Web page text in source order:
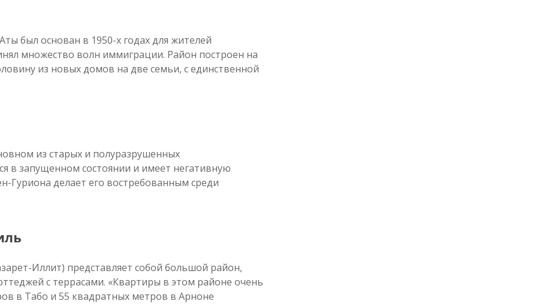
был основан в 1950-х годах для жителей
множество волн иммиграции. Район построен на
из новых домов на две семьи, с единственной
из старых и полуразрушенных
в запущенном состоянии и имеет негативную
Гуриона делает его востребованным среди
Иллит) представляет собой большой район,
с террасами. «Квартиры в этом районе очень
в Табо и 55 квадратных метров в Арноне.